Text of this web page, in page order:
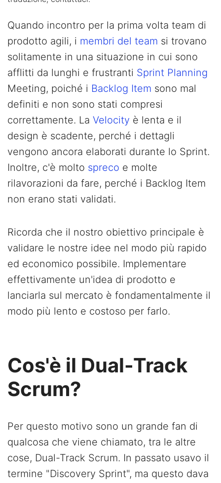
Quando incontro per la prima volta team di
prodotto agili, i membri del team si trovano
solitamente in una situazione in cui sono
afflitti da lunghi e frustranti Sprint Planning
Meeting, poiché i Backlog Item sono mal
definiti e non sono stati compresi
correttamente. La Velocity è lenta e il
design è scadente, perché i dettagli
vengono ancora elaborati durante lo Sprint.
Inoltre, c'è molto spreco e molte
rilavorazioni da fare, perché i Backlog Item
non erano stati validati.
Ricorda che il nostro obiettivo principale è
validare le nostre idee nel modo più rapido
ed economico possibile. Implementare
effettivamente un'idea di prodotto e
lanciarla sul mercato è fondamentalmente il
modo più lento e costoso per farlo.
Cos'è il Dual-Track
Scrum?
Per questo motivo sono un grande fan di
qualcosa che viene chiamato, tra le altre
cose, Dual-Track Scrum. In passato usavo il
termine "Discovery Sprint", ma questo dava